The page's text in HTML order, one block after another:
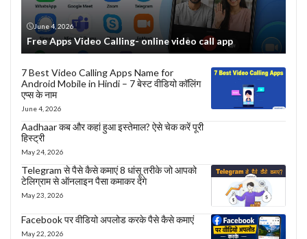
June 4, 2026
Free Apps Video Calling- online video call app
7 Best Video Calling Apps Name for
Android Mobile in Hindi – 7 बेस्ट वीडियो कॉलिंग
एप्स के नाम
June 4, 2026
Aadhaar कब और कहां हुआ इस्तेमाल? ऐसे चेक करें पूरी
हिस्ट्री
May 24, 2026
Telegram से पैसे कैसे कमाएं 8 धांसू तरीके जो आपको
टेलिग्राम से ऑनलाइन पैसा कमाकर देंगे
May 23, 2026
Facebook पर वीडियो अपलोड करके पैसे कैसे कमाएं
May 22, 2026